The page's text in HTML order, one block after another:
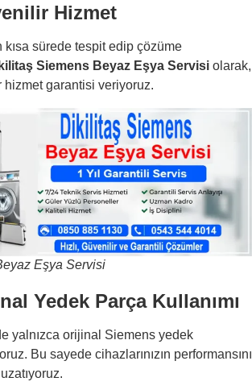
Hizmet
kısa sürede tespit edip çözüme
Siemens Beyaz Eşya Servisi olarak,
hizmet garantisi veriyoruz.
Eşya Servisi
Yedek Parça Kullanımı
yalnızca orijinal Siemens yedek
Bu sayede cihazlarınızın performansını